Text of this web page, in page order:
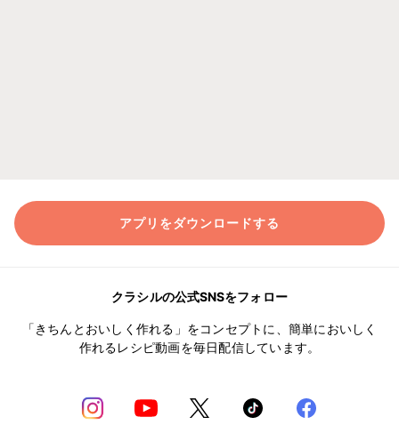
アプリをダウンロードする
クラシルの公式SNSをフォロー
「きちんとおいしく作れる」をコンセプトに、簡単においしく
作れるレシピ動画を毎日配信しています。